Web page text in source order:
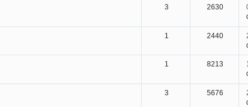
3 2630
1 2440
1 8213
3 5676